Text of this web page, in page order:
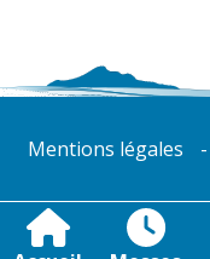
Mentions légales